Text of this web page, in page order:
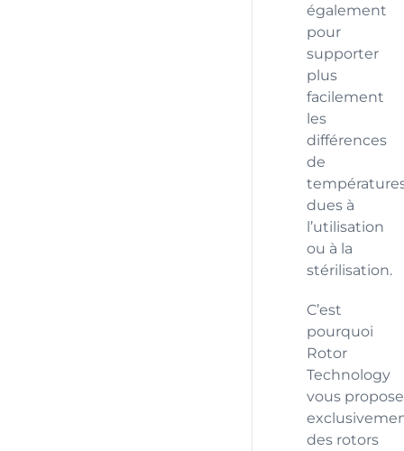
également
pour
supporter
plus
facilement
les
différences
de
dues à
l’utilisation
ou à la
stérilisation.
C’est
pourquoi
Rotor
Technology
vous propose
des rotors